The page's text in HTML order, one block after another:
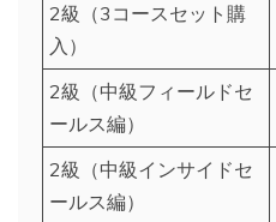
2級（3コースセット購
入）
2級（中級フィールドセ
ールス編）
2級（中級インサイドセ
ールス編）